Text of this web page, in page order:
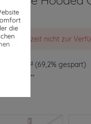
derzeit nicht zur
39,90 € * (69,2% gespart)
die